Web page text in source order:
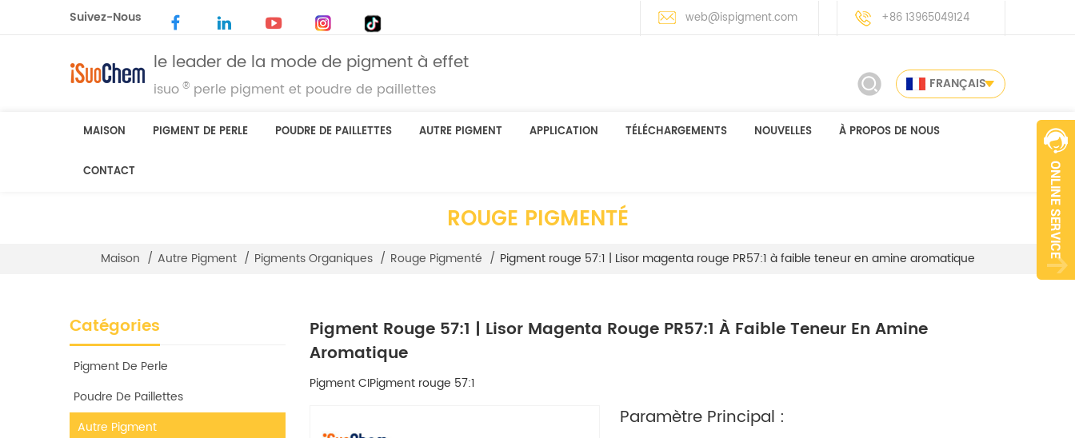
Suivez-Nous web@ispigment.com +86 13965049124
le leader de la mode de pigment à effet
isuo ® perle pigment et poudre de paillettes FRANÇAIS
MAISON PIGMENT DE PERLE POUDRE DE PAILLETTES AUTRE PIGMENT APPLICATION TÉLÉCHARGEMENTS NOUVELLES À PROPOS DE NOUS
CONTACT
ROUGE PIGMENTÉ
Maison / Autre Pigment / Pigments Organiques / Rouge Pigmenté / Pigment rouge 57:1 | Lisor magenta rouge PR57:1 à faible teneur en amine aromatique
Pigment Rouge 57:1 | Lisor Magenta Rouge PR57:1 À Faible Teneur En Amine
Aromatique
Pigment CIPigment rouge 57:1
Paramètre Principal :
Catégories
Pigment De Perle
Poudre De Paillettes
Autre Pigment